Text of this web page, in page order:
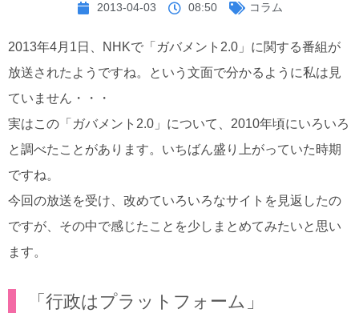
2013-04-03 08:50 コラム
2013年4月1日、NHKで「ガバメント2.0」に関する番組が
放送されたようですね。という文面で分かるように私は見
ていません・・・
実はこの「ガバメント2.0」について、2010年頃にいろいろ
と調べたことがあります。いちばん盛り上がっていた時期
ですね。
今回の放送を受け、改めていろいろなサイトを見返したの
ですが、その中で感じたことを少しまとめてみたいと思い
ます。
「行政はプラットフォーム」